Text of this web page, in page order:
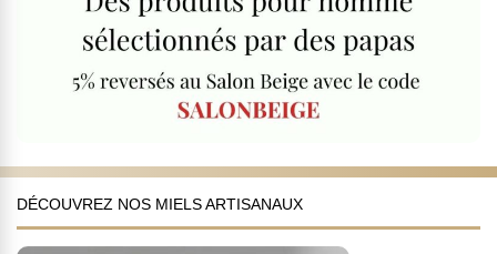
DÉCOUVREZ NOS MIELS ARTISANAUX